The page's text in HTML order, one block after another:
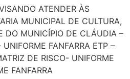
ATENDER ÀS
MUNICIPAL DE CULTURA,
DO MUNICÍPIO DE CLÁUDIA –
FANFARRA ETP –
DE RISCO- UNIFORME
FANFARRA